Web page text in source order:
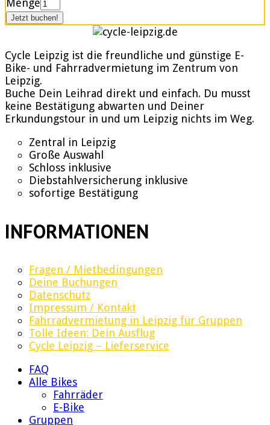
Menge
Cycle Leipzig ist die freundliche und günstige E-
Bike- und Fahrradvermietung im Zentrum von
Leipzig.
Buche Dein Leihrad direkt und einfach. Du musst
keine Bestätigung abwarten und Deiner
Erkundungstour in und um Leipzig nichts im Weg.
Zentral in Leipzig
Große Auswahl
Schloss inklusive
Diebstahlversicherung inklusive
sofortige Bestätigung
INFORMATIONEN
Fragen / Mietbedingungen
Deine Buchungen
Datenschutz
Impressum / Kontakt
Fahrradvermietung in Leipzig für Gruppen
Tolle Ideen: Dein Ausflug
Cycle Leipzig – Lieferservice
FAQ
Alle Bikes
Fahrräder
E-Bike
Gruppen